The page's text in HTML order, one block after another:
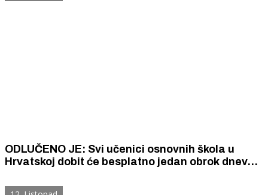
ODLUČENO JE: Svi učenici osnovnih škola u
Hrvatskoj dobit će besplatno jedan obrok dnevno.